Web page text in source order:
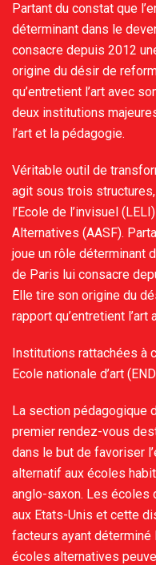
Partant du constat que
déterminant dans le
consacre depuis 2012
origine du désir de
qu’entretient l’art avec
deux institutions
l’art et la pédagogie.
Véritable outil de
agit sous trois structures,
l’Ecole de l’invisuel
Alternatives (AASF).
joue un rôle déterminant
de Paris lui consacre
Elle tire son origine du
rapport qu’entretient l’art
Institutions rattachées à
Ecole nationale d’art
La section pédagogique
premier rendez-vous
dans le but de favoriser
alternatif aux écoles
anglo-saxon. Les écoles
aux Etats-Unis et cette
facteurs ayant
écoles alternatives